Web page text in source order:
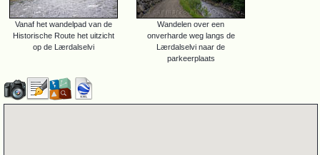
Vanaf het wandelpad van de
Historische Route het uitzicht
op de Lærdalselvi
Wandelen over een
onverharde weg langs de
Lærdalselvi naar de
parkeerplaats